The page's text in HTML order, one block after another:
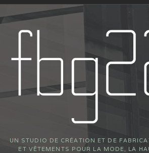
UN STUDIO DE CRÉATION ET DE
ET VÊTEMENTS POUR LA MODE, LA